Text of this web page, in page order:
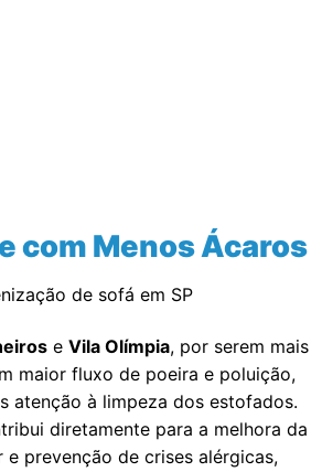
com Menos Ácaros
de sofá em SP
e Vila Olímpia, por serem mais
maior fluxo de poeira e poluição,
atenção à limpeza dos estofados.
diretamente para a melhora da
e prevenção de crises alérgicas,